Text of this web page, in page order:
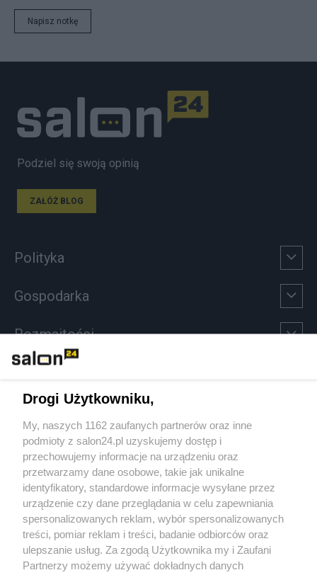
Napisz notkę
Podziel się swoją opinią
ZAŁÓŻ BLOG
Polityka
Gospodarka
Rozmaitości
Sport
Społeczeństwo
Kultura
X Facebook Instagram Youtube
Drogi Użytkowniku,
My, naszych 1162 zaufanych partnerów oraz inne
podmioty z salon24.pl uzyskujemy dostęp i
przechowujemy informacje na urządzeniu oraz
przetwarzamy dane osobowe, takie jak unikalne
identyfikatory, standardowe informacje wysyłane przez
urządzenie czy dane przeglądania w celu zapewniania
spersonalizowanych reklam, wybór spersonalizowanych
treści, pomiar reklam i treści, badanie odbiorców oraz
ulepszanie usług. Za zgodą Użytkownika my i Zaufani
Partnerzy możemy używać dokładnych danych